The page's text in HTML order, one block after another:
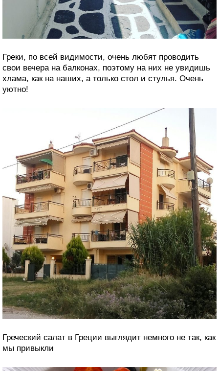
Греки, по всей видимости, очень любят проводить
свои вечера на балконах, поэтому на них не увидишь
хлама, как на наших, а только стол и стулья. Очень
уютно!
Греческий салат в Греции выглядит немного не так, как
мы привыкли